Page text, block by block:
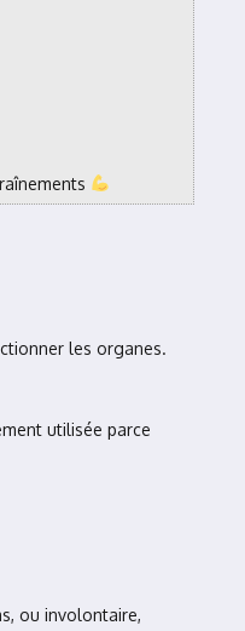
les organes.
utilisée parce
ou involontaire,